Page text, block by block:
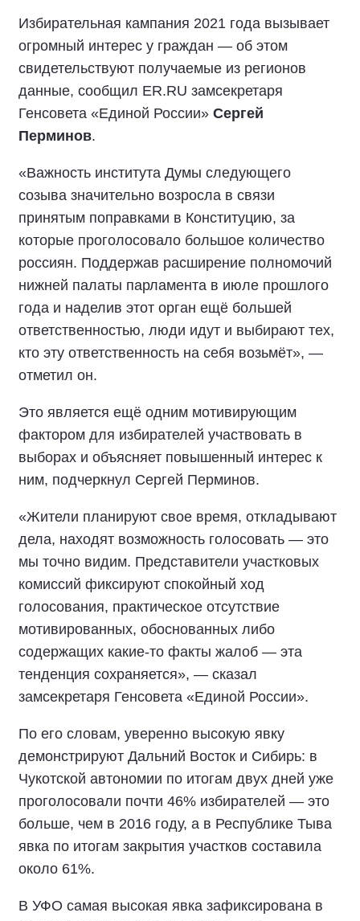
Избирательная кампания 2021 года вызывает
огромный интерес у граждан — об этом
свидетельствуют получаемые из регионов
данные, сообщил ER.RU замсекретаря
Генсовета «Единой России» Сергей
Перминов.
«Важность института Думы следующего
созыва значительно возросла в связи
принятым поправками в Конституцию, за
которые проголосовало большое количество
россиян. Поддержав расширение полномочий
нижней палаты парламента в июле прошлого
года и наделив этот орган ещё большей
ответственностью, люди идут и выбирают тех,
кто эту ответственность на себя возьмёт», —
отметил он.
Это является ещё одним мотивирующим
фактором для избирателей участвовать в
выборах и объясняет повышенный интерес к
ним, подчеркнул Сергей Перминов.
«Жители планируют свое время, откладывают
дела, находят возможность голосовать — это
мы точно видим. Представители участковых
комиссий фиксируют спокойный ход
голосования, практическое отсутствие
мотивированных, обоснованных либо
содержащих какие-то факты жалоб — эта
тенденция сохраняется», — сказал
замсекретаря Генсовета «Единой России».
По его словам, уверенно высокую явку
демонстрируют Дальний Восток и Сибирь: в
Чукотской автономии по итогам двух дней уже
проголосовали почти 46% избирателей — это
больше, чем в 2016 году, а в Республике Тыва
явка по итогам закрытия участков составила
около 61%.
В УФО самая высокая явка зафиксирована в